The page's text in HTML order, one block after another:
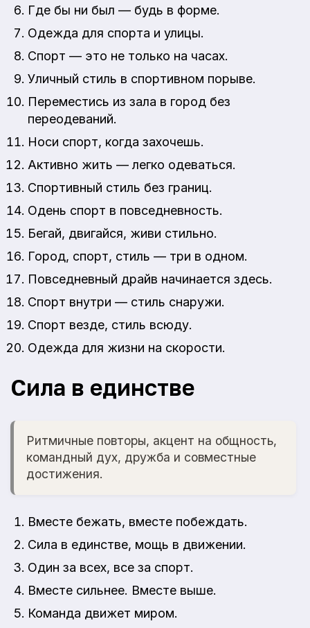
Где бы ни был — будь в форме.
Одежда для спорта и улицы.
Спорт — это не только на часах.
Уличный стиль в спортивном порыве.
Переместись из зала в город без
переодеваний.
Носи спорт, когда захочешь.
Активно жить — легко одеваться.
Спортивный стиль без границ.
Одень спорт в повседневность.
Бегай, двигайся, живи стильно.
Город, спорт, стиль — три в одном.
Повседневный драйв начинается здесь.
Спорт внутри — стиль снаружи.
Спорт везде, стиль всюду.
Одежда для жизни на скорости.
Сила в единстве
Ритмичные повторы, акцент на общность,
командный дух, дружба и совместные
достижения.
Вместе бежать, вместе побеждать.
Сила в единстве, мощь в движении.
Один за всех, все за спорт.
Вместе сильнее. Вместе выше.
Команда движет миром.